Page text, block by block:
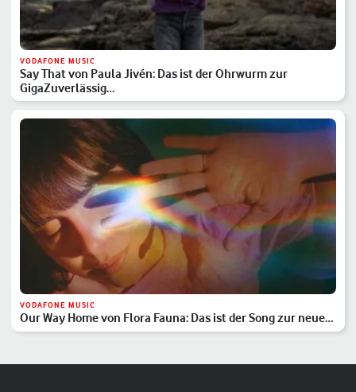
VODAFONE MUSIC
Say That von Paula Jivén: Das ist der Ohrwurm zur
GigaZuverlässig…
VODAFONE MUSIC
Our Way Home von Flora Fauna: Das ist der Song zur neuen
Vodafone-Kampagne